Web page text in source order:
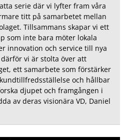
serie där vi lyfter fram våra
titt på samarbetet mellan
Tillsammans skapar vi ett
som inte bara möter lokala
innovation och service till nya
vi är stolta över att
ett samarbete som förstärker
och hållbar
djupet och framgången i
av deras visionära VD, Daniel